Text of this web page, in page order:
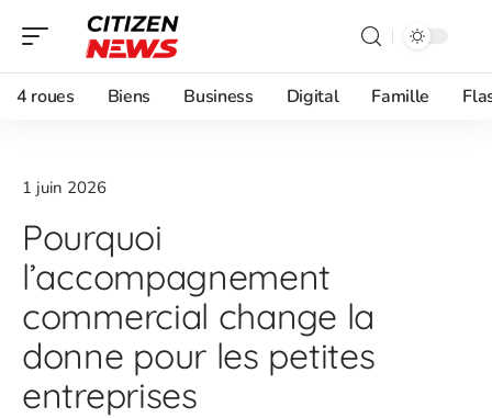
4 roues Biens Business Digital Famille
1 juin 2026
Pourquoi
l’accompagnement
commercial change la
donne pour les petites
entreprises